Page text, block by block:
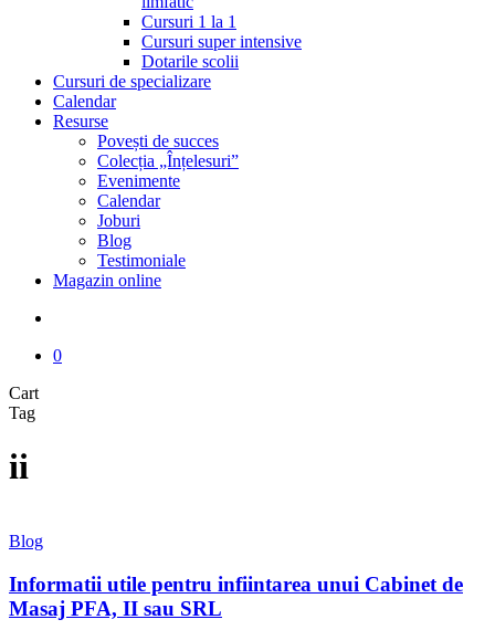
Cursuri 1 la 1
Cursuri super intensive
Dotarile scolii
Cursuri de specializare
Calendar
Resurse
Povești de succes
Colecția „Înțelesuri”
Evenimente
Calendar
Joburi
Blog
Testimoniale
Magazin online
0
CartClose
Tag
ii
Informatii
pentru
infiintarea
unui
Blog
Informatii utile pentru infiintarea unui Cabinet de
Masaj PFA, II sau SRL